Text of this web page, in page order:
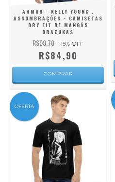
ARMON - KELLY YOUNG .
ASSOMBRAÇÕES - CAMISETAS
DRY FIT DE MANGÁS
BRAZUKAS
R$99,70 15% OFF
R$84,90
COMPRAR
OFERTA